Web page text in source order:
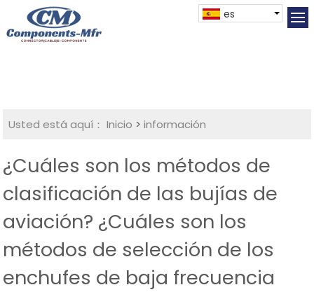
es
Usted está aquí： Inicio >información
¿Cuáles son los métodos de
clasificación de las bujías de
aviación? ¿Cuáles son los
métodos de selección de los
enchufes de baja frecuencia